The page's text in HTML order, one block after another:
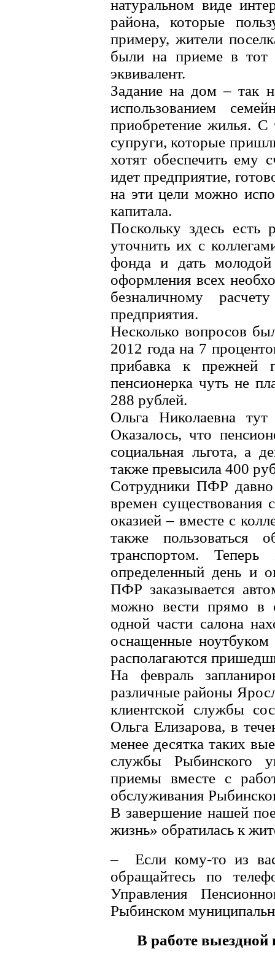
натуральном виде
района, которые
примеру, жители
были на приеме в тот
эквивалент.
Задание на дом – так
использованием
приобретение жилья.
супруги, которые
хотят обеспечить ему
идет предприятие,
на эти цели можно
капитала.
Поскольку здесь есть
уточнить их с
фонда и дать
оформления всех
безналичному
предприятия.
Несколько вопросов
2012 года на 7
прибавка к прежней
пенсионерка чуть не
288 рублей.
Ольга Николаевна
Оказалось, что
социальная льгота, а
также превысила 400
Сотрудники ПФР
времен существования
оказией – вместе с
также пользоваться
транспортом.
определенный день и
ПФР заказывается
можно вести прямо в
одной части салона
оснащенные
располагаются
На февраль
различные районы
клиентской службы
Ольга Елизарова, в
менее десятка таких
службы Рыбинского
приемы вместе с
обслуживания
В завершение нашей
жизнь» обратилась к
– Если кому-то из вас
обращайтесь по
Управления
Рыбинском
В работе